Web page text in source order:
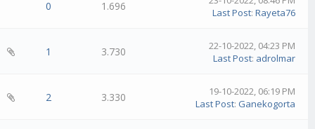
0 1.696
Last Post:Rayeta76
1 3.730
22-10-2022, 04:23 PM
Last Post: adrolmar
2 3.330
19-10-2022, 06:19 PM
Last Post: Ganekogorta